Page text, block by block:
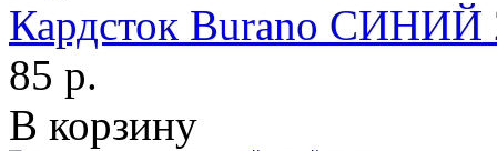
Кардсток Burano СИНИЙ
85 р.
В корзину